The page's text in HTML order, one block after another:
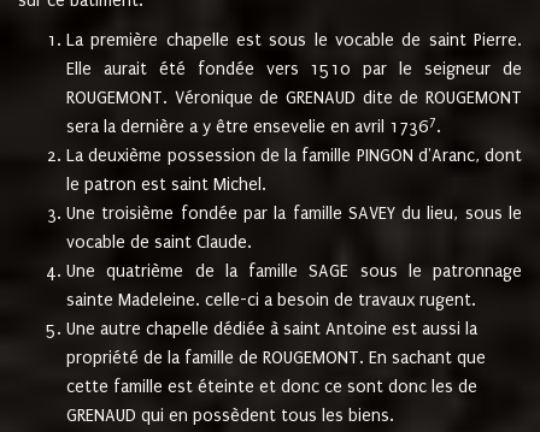
La première chapelle est sous le vocable de saint Pierre.
Elle aurait été fondée vers 1510 par le seigneur de
ROUGEMONT. Véronique de GRENAUD dite de ROUGEMONT
sera la dernière a y être ensevelie en avril 17367.
La deuxième possession de la famille PINGON d'Aranc, dont
le patron est saint Michel.
Une troisième fondée par la famille SAVEY du lieu, sous le
vocable de saint Claude.
Une quatrième de la famille SAGE sous le patronnage
sainte Madeleine. celle-ci a besoin de travaux rugent.
Une autre chapelle dédiée à saint Antoine est aussi la
propriété de la famille de ROUGEMONT. En sachant que
cette famille est éteinte et donc ce sont donc les de
GRENAUD qui en possèdent tous les biens.